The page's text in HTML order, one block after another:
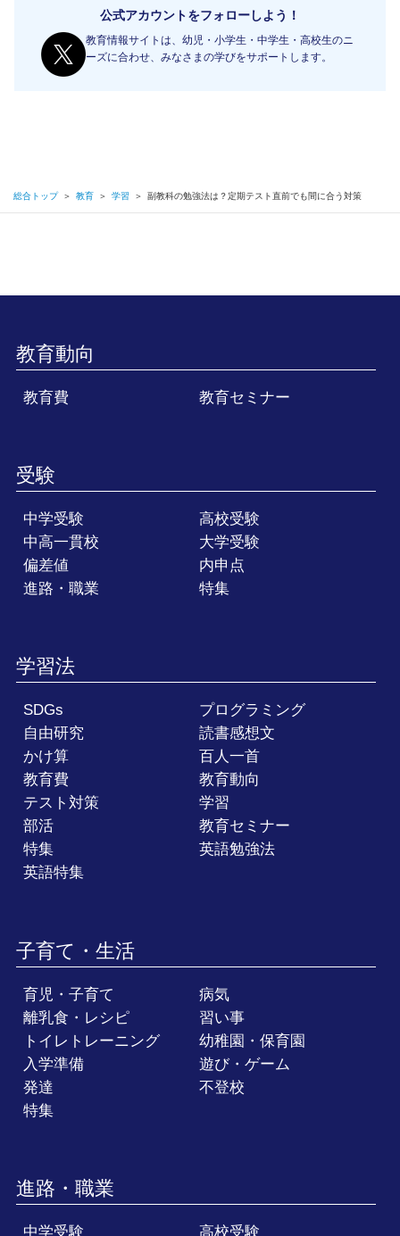
公式アカウントをフォローしよう！
教育情報サイトは、幼児・小学生・中学生・高校生のニ
ーズに合わせ、みなさまの学びをサポートします。
総合トップ ＞ 教育 ＞ 学習 ＞ 副教科の勉強法は？定期テスト直前でも間に合う対策
教育動向
教育費 教育セミナー
受験
中学受験
高校受験
中高一貫校
大学受験
偏差値
内申点
進路・職業
特集
学習法
SDGs
プログラミング
自由研究
読書感想文
かけ算
百人一首
教育費
教育動向
テスト対策
学習
部活
教育セミナー
特集
英語勉強法
英語特集
子育て・生活
育児・子育て
病気
離乳食・レシピ
習い事
トイレトレーニング
幼稚園・保育園
入学準備
遊び・ゲーム
発達
不登校
特集
進路・職業
中学受験 高校受験